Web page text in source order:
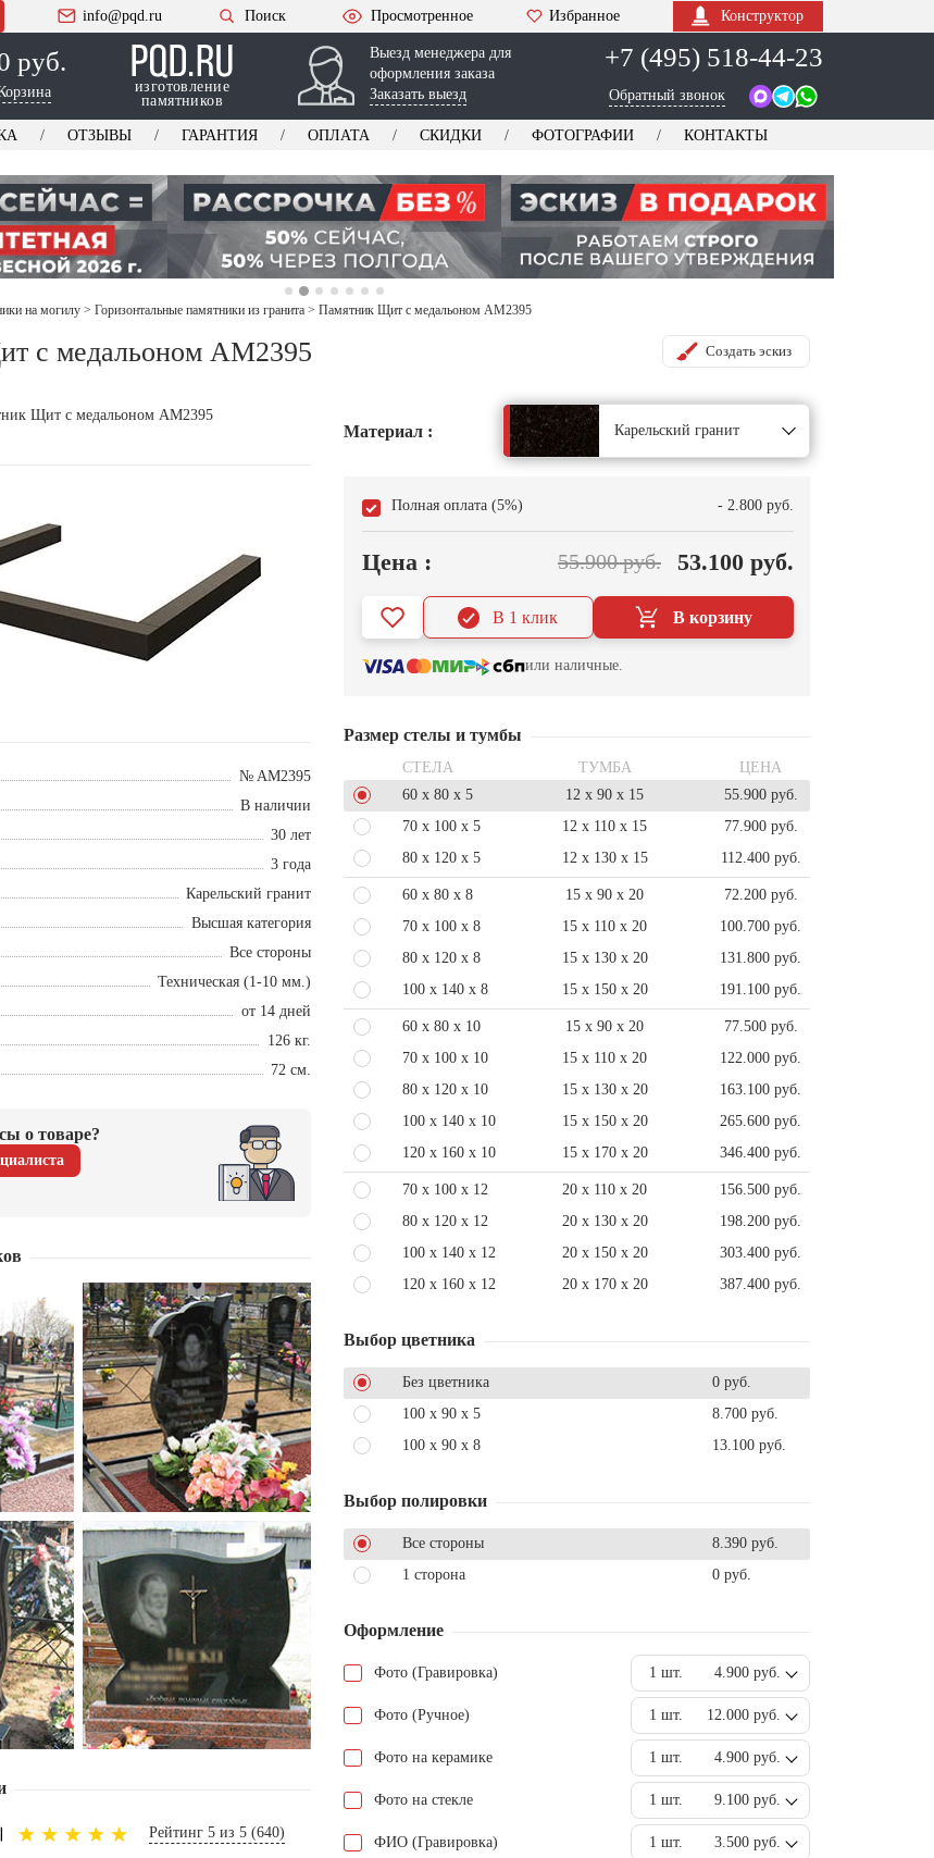
info@pqd.ru Поиск Просмотренное Избранное Конструктор
руб.
изготовление
памятников
Выезд менеджера для
оформления заказа
Заказать выезд
+7 (495) 518-44-23
Обратный звонок
ОТЗЫВЫ ГАРАНТИЯ ОПЛАТА СКИДКИ ФОТОГРАФИИ КОНТАКТЫ
на могилу > Горизонтальные памятники из гранита > Памятник Щит с медальоном AM2395
с медальоном AM2395 Создать эскиз
№ AM2395
В наличии
30 лет
3 года
Карельский гранит
Высшая категория
Все стороны
Техническая (1-10 мм.)
от 14 дней
126 кг.
72 см.
о товаре?
Рейтинг 5 из 5 (640)
Материал : Карельский гранит
Полная оплата (5%) - 2.800 руб.
Цена : 55.900 руб. 53.100 руб.
В корзину
В 1 клик
или наличные.
Размер стелы и тумбы
СТЕЛА ТУМБА
ЦЕНА
60 x 80 x 5
12 x 90 x 15
55.900 руб.
70 x 100 x 5
12 x 110 x 15
77.900 руб.
80 x 120 x 5
12 x 130 x 15 112.400 руб.
60 x 80 x 8 15 x 90 x 20
72.200 руб.
70 x 100 x 8
15 x 110 x 20
100.700 руб.
80 x 120 x 8
15 x 130 x 20
131.800 руб.
100 x 140 x 8
15 x 150 x 20 191.100 руб.
60 x 80 x 10 15 x 90 x 20
77.500 руб.
70 x 100 x 10
15 x 110 x 20
122.000 руб.
80 x 120 x 10
15 x 130 x 20
163.100 руб.
100 x 140 x 10
15 x 150 x 20
265.600 руб.
120 x 160 x 10
15 x 170 x 20 346.400 руб.
70 x 100 x 12 20 x 110 x 20
156.500 руб.
80 x 120 x 12
20 x 130 x 20
198.200 руб.
100 x 140 x 12
20 x 150 x 20
303.400 руб.
120 x 160 x 12
20 x 170 x 20 387.400 руб.
Выбор цветника
Без цветника
0 руб.
100 x 90 x 5
8.700 руб.
100 x 90 x 8
13.100 руб.
Выбор полировки
Все стороны
8.390 руб.
1 сторона
0 руб.
Оформление
Фото (Гравировка) 1 шт. 4.900 руб.
Фото (Ручное) 1 шт. 12.000 руб.
Фото на керамике 1 шт. 4.900 руб.
Фото на стекле 1 шт. 9.100 руб.
ФИО (Гравировка) 1 шт. 3.500 руб.